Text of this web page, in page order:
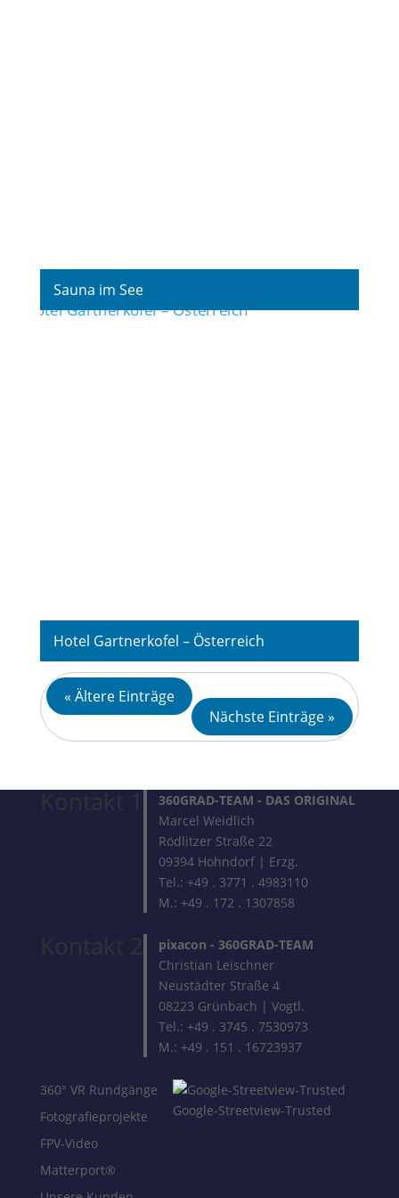
Sauna im See
Hotel Gartnerkofel – Österreich
Fotografie
« Ältere Einträge
Nächste Einträge »
Kontakt 1 360GRAD-TEAM - DAS ORIGINAL
Marcel Weidlich
Rödlitzer Straße 22
09394 Hohndorf | Erzg.
Tel.: +49 . 3771 . 4983110
M.: +49 . 172 . 1307858
Kontakt 2 pixacon - 360GRAD-TEAM
Christian Leischner
Neustädter Straße 4
08223 Grünbach | Vogtl.
Tel.: +49 . 3745 . 7530973
M.: +49 . 151 . 16723937
360° VR Rundgänge
Fotografieprojekte
FPV-Video
Matterport®
Google-Streetview-Trusted